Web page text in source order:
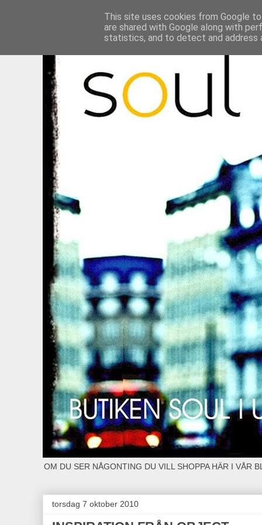
OM DU SER NÅGONTING DU VILL SHOPPA HÄR I VÅR
torsdag 7 oktober 2010
This site uses cookies from Google
are shared with Google along with
statistics, and to detect and address